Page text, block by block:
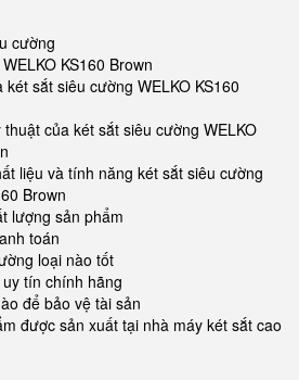
cường
KS160 Brown
sắt siêu cường WELKO KS160
của két sắt siêu cường WELKO
liệu và tính năng két sắt siêu cường
Brown
lượng sản phẩm
toán
loại nào tốt
tín chính hãng
để bảo vệ tài sản
được sản xuất tại nhà máy két sắt cao